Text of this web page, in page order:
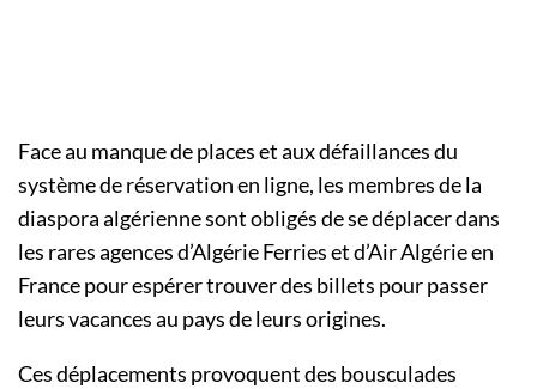
Face au manque de places et aux défaillances du
système de réservation en ligne, les membres de la
diaspora algérienne sont obligés de se déplacer dans
les rares agences d’Algérie Ferries et d’Air Algérie en
France pour espérer trouver des billets pour passer
leurs vacances au pays de leurs origines.
Ces déplacements provoquent des bousculades